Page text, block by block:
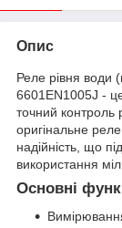
Опис
Реле рівня води
6601EN1005J -
точний контроль
оригінальне реле
надійність, що
використання
Основні